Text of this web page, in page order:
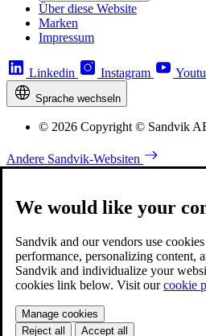
Über diese Website
Marken
Impressum
Linkedin Instagram
Sprache wechseln
© 2026 Copyright © Sandvik
Andere Sandvik-Websiten
We would like your
Sandvik and our vendors use
performance, personalizing content,
Sandvik and individualize your
cookies link below. Visit ourcookie
Manage cookies
Reject all
Accept all